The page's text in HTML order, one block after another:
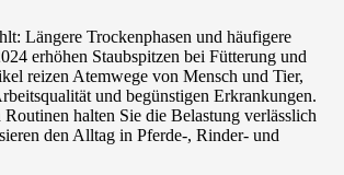
Längere Trockenphasen und häufigere
erhöhen Staubspitzen bei Fütterung und
reizen Atemwege von Mensch und Tier,
und begünstigen Erkrankungen.
halten Sie die Belastung verlässlich
den Alltag in Pferde-, Rinder- und